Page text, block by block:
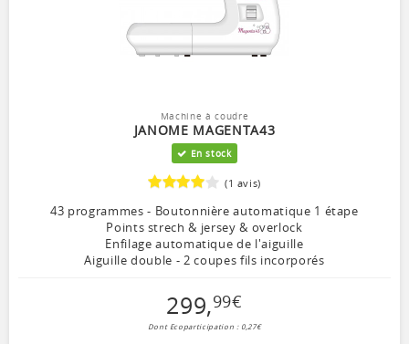
Machine à coudre
JANOME MAGENTA43
En stock
(1 avis)
43 programmes - Boutonnière automatique 1 étape
Points strech & jersey & overlock
Enfilage automatique de l'aiguille
Aiguille double - 2 coupes fils incorporés
299,99€
Dont Ecoparticipation : 0,27€